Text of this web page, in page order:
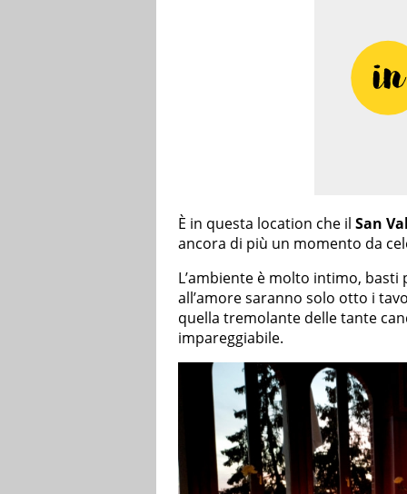
È in questa location che il San
ancora di più un momento da
L’ambiente è molto intimo,
all’amore saranno solo otto i
quella tremolante delle tante
impareggiabile.